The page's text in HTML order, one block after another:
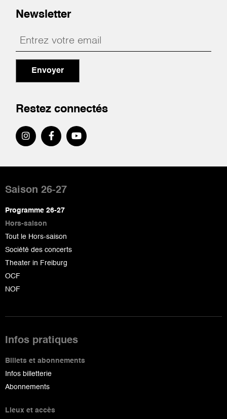
Newsletter
Envoyer
Restez connectés
de
page
Saison 26-27
Programme 26-27
Hors-saison
Tout le Hors-saison
Société des concerts
Theater in Freiburg
OCF
NOF
Infos pratiques
Billets et abonnements
Infos billetterie
Abonnements
Lieux et accès